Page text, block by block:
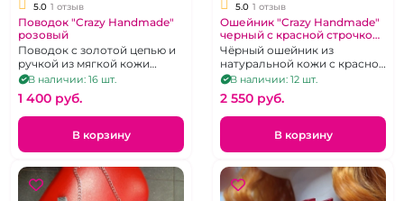
5.0 1 отзыв
Поводок "Crazy Handmade"
розовый
Поводок с золотой цепью и
ручкой из мягкой кожи
розового цвета
В наличии: 16 шт.
1 400 pуб.
В корзину
5.0 1 отзыв
Ошейник "Crazy Handmade"
черный с красной строчкой
и поводком
Чёрный ошейник из
натуральной кожи с красной
строчкой и поводком.
В наличии: 12 шт.
2 550 pуб.
В корзину